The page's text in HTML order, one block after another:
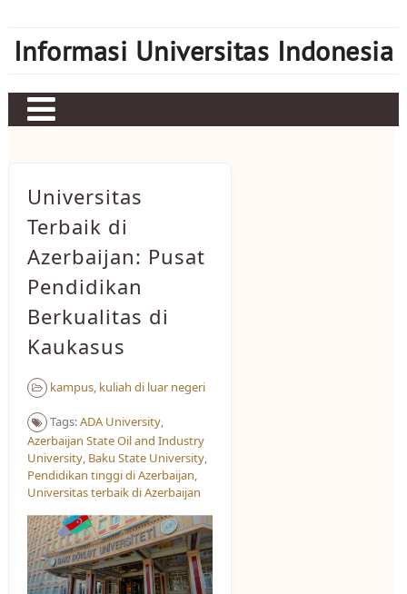
content
Informasi Universitas Indonesia
Sbobet
Mahjong Ways 2
Server Kamboja
Server Thailand
Universitas
Terbaik di
Azerbaijan: Pusat
Pendidikan
Berkualitas di
Kaukasus
kampus, kuliah di luar negeri
Tags:ADA University,
Azerbaijan State Oil and Industry
University, Baku State University,
Pendidikan tinggi di Azerbaijan,
Universitas terbaik di Azerbaijan